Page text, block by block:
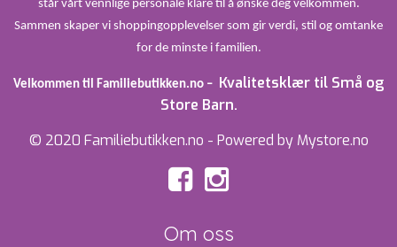
står vårt vennlige personale klare til å ønske deg velkommen.
Sammen skaper vi shoppingopplevelser som gir verdi, stil og omtanke
for de minste i familien.
Velkommen til Familiebutikken.no – Kvalitetsklær til Små og
Store Barn.
© 2020 Familiebutikken.no - Powered by Mystore.no
Om oss